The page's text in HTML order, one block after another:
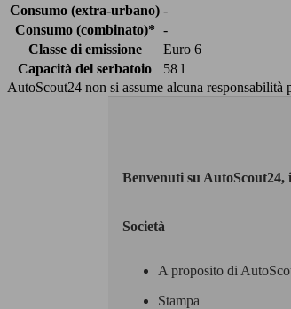
Consumo (extra-urbano) -
Consumo (combinato)* -
Classe di emissione
Euro 6
Capacità del serbatoio
58 l
AutoScout24 non si assume alcuna responsabilità
Benvenuti su AutoScout24,
Società
A proposito di
Stampa